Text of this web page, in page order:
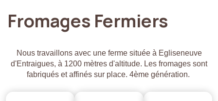
Fromages Fermiers
Nous travaillons avec une ferme située à Egliseneuve
d'Entraigues, à 1200 mètres d'altitude. Les fromages sont
fabriqués et affinés sur place. 4ème génération.